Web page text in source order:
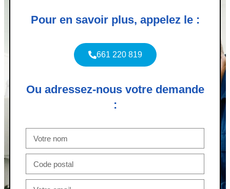
Pour en savoir plus, appelez le :
661 220 819
Ou adressez-nous votre demande
: